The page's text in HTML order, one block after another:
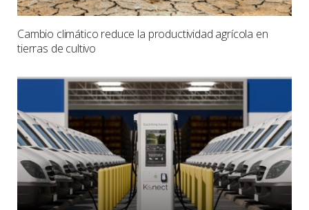
Cambio climático reduce la productividad agrícola en
tierras de cultivo